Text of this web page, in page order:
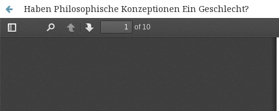
Haben Philosophische Konzeptionen Ein Geschlecht?